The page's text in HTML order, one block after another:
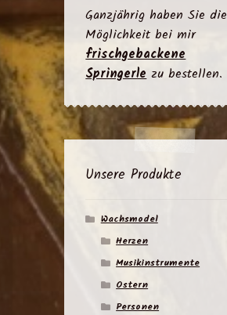
Ganzjährig haben Sie die
Möglichkeit bei mir
frischgebackene
Springerlezu bestellen.
Unsere Produkte
Wachsmodel
Herzen
Musikinstrumente
Ostern
Personen